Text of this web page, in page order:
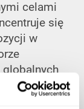
celami
się
w
ta niesie